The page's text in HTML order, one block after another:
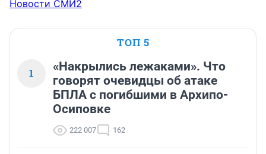
Новости СМИ2
ТОП 5
1
«Накрылись лежаками». Что
говорят очевидцы об атаке
БПЛА с погибшими в Архипо-
Осиповке
222 007 162